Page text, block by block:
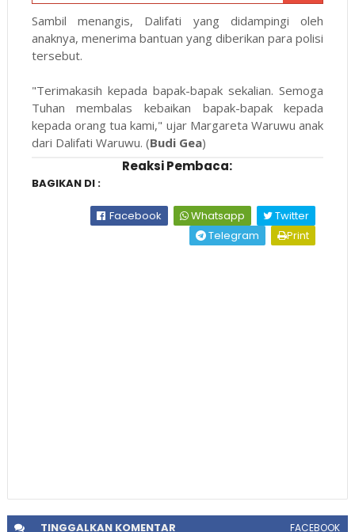
Sambil menangis, Dalifati yang didampingi oleh
anaknya, menerima bantuan yang diberikan para polisi
tersebut.
"Terimakasih kepada bapak-bapak sekalian. Semoga
Tuhan membalas kebaikan bapak-bapak kepada
kepada orang tua kami," ujar Margareta Waruwu anak
dari Dalifati Waruwu. (Budi Gea)
Reaksi Pembaca:
BAGIKAN DI :
Facebook Whatsapp
Twitter
Telegram
Print
TINGGALKANKOMENTAR FACEBOOK